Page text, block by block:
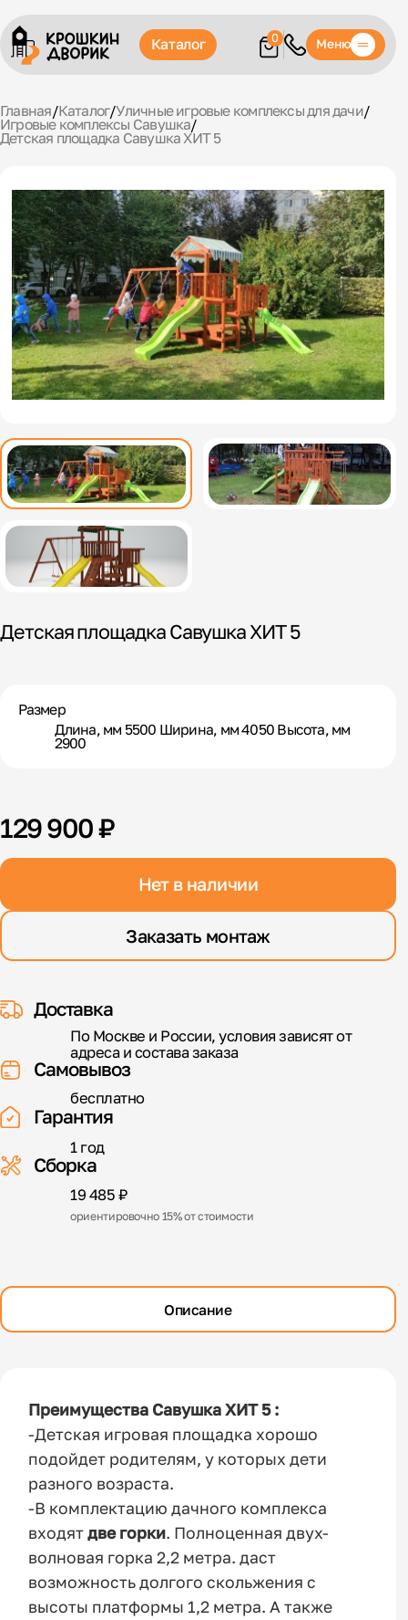
Каталог 0 Меню
Главная/Каталог/Уличные игровые комплексы для дачи/
Игровые комплексы Савушка/
Детская площадка Савушка ХИТ 5
Детская площадка Савушка ХИТ 5
Размер
Длина, мм 5500 Ширина, мм 4050 Высота, мм
2900
129 900 ₽
Нет в наличии
Заказать монтаж
Доставка
По Москве и России, условия зависят от
адреса и состава заказа
Самовывоз
бесплатно
Гарантия
1 год
Сборка
19 485 ₽
ориентировочно 15% от стоимости
Описание
Преимущества Савушка ХИТ 5 :
-Детская игровая площадка хорошо
подойдет родителям, у которых дети
разного возраста.
-В комплектацию дачного комплекса
входятдве горки. Полноценная двух-
волновая горка 2,2 метра. даст
возможность долгого скольжения с
высоты платформы 1,2 метра. А также